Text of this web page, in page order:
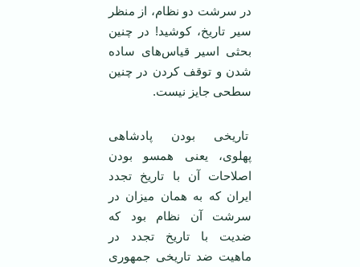
در سرشت دو نظام، از منظر
سیر تاریخ، کوشید! در چنین
بحثی اسیر قیاس‌های ساده
شدن و توقف کردن در چنین
سطحی جایز نیست.
تاریخی بودن پادشاهی
پهلوی، یعنی همسو بودن
اصلاحات آن با تاریخ تجدد
ایران که به همان میزان در
سرشت آن نظام بود که
ضدیت با تاریخ تجدد در
ماهیت ضد تاریخی جمهوری